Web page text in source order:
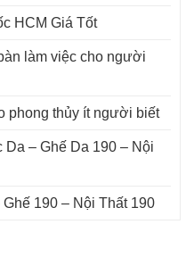
HCM Giá Tốt
làm việc cho người
phong thủy ít người biết
Da – Ghế Da 190 – Nội
190 – Nội Thất 190